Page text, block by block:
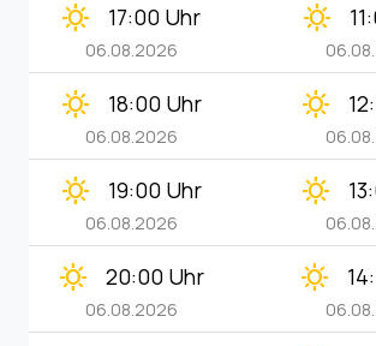
clear_day 17:00 Uhr
06.08.2026
clear_day
clear_day 18:00 Uhr
06.08.2026
clear_day
clear_day 19:00 Uhr
06.08.2026
clear_day
clear_day 20:00 Uhr
06.08.2026
clear_day